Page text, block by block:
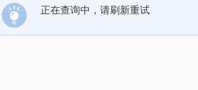
正在查询中，请刷新重试